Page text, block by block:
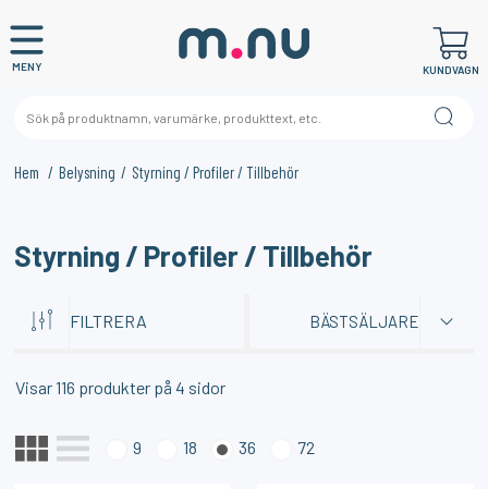
MENY KUNDVAGN
Hem Belysning Styrning / Profiler / Tillbehör
DIG?
Styrning / Profiler / Tillbehör
FILTRERA BÄSTSÄLJARE
Visar116 produkter på4 sidor
9 18 36 72